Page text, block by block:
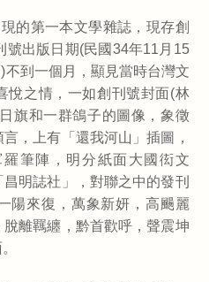
的第一本文學雜誌，現存創
號出版日期(民國34年11月15
不到一個月，顯見當時台灣文
悅之情，一如創刊號封面(林
旗和一群鴿子的圖像，象徵
，上有「還我河山」插圖，
筆陣，明分紙面大國衒文
明誌社」，對聯之中的發刊
陽來復，萬象新妍，高颺麗
離羈纏，黔首歡呼，聲震坤